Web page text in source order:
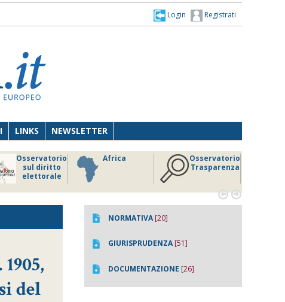
Registrati
Login
LINKS NEWSLETTER
Osservatorio
sul diritto
elettorale
Africa
Osservatorio
Trasparenza
 
del
NORMATIVA[20]
GIURISPRUDENZA[51]
DOCUMENTAZIONE [26]